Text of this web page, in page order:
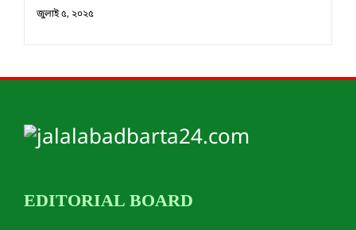
জুলাই ৫, ২০২৫
EDITORIAL BOARD